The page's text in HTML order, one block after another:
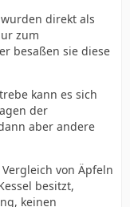
direkt als
zum
besaßen sie diese
kann es sich
der
aber andere
von Äpfeln
besitzt,
keinen